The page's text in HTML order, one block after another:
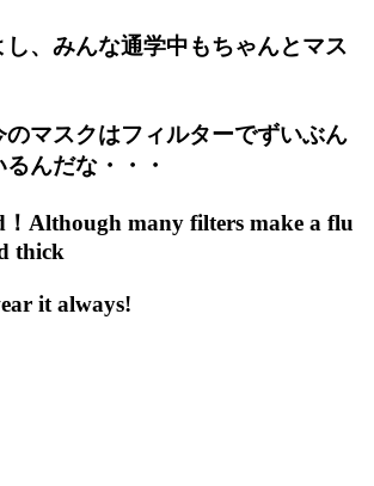
、みんな通学中もちゃんとマス
のマスクはフィルターでずいぶん
んだな・・・
Although many filters make a flu
thick
it always!